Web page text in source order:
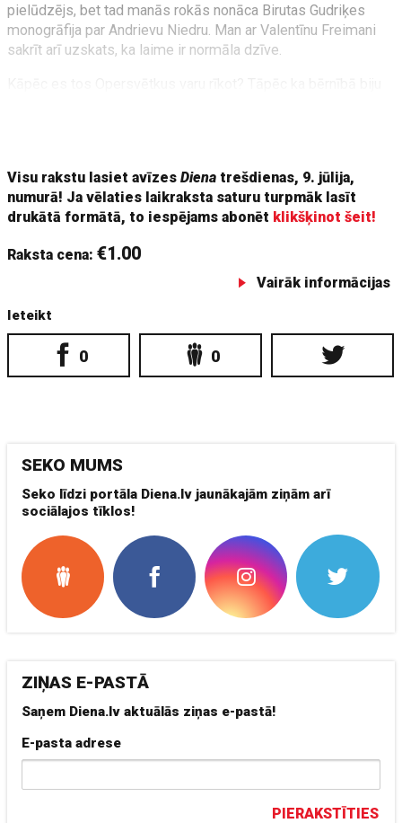
pielūdzējs, bet tad manās rokās nonāca Birutas Gudriķes
monogrāfija par Andrievu Niedru. Man ar Valentīnu Freimani
sakrīt arī uzskats, ka laime ir normāla dzīve.
Visu rakstu lasiet avīzesDiena trešdienas, 9. jūlija,
numurā! Ja vēlaties laikraksta saturu turpmāk lasīt
drukātā formātā, to iespējams abonēt klikšķinot šeit!
Raksta cena:€1.00
Vairāk informācijas
Ieteikt
0 0
SEKO MUMS
Seko līdzi portāla Diena.lv jaunākajām ziņām arī
sociālajos tīklos!
ZIŅAS E-PASTĀ
Saņem Diena.lv aktuālās ziņas e-pastā!
E-pasta adrese
PIERAKSTĪTIES